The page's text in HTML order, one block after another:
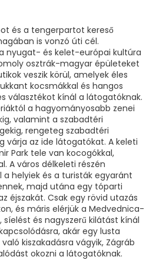
és a tengerpartot kereső
is vonzó úti cél.
nyugat- és kelet-európai kultúra
osztrák-magyar épületeket
veszik körül, amelyek éles
kocsmákkal és hangos
választékot kínál a látogatóknak.
a hagyományosabb zenei
valamint a szabadtéri
rengeteg szabadtéri
várja az ide látogatókat. A keleti
Park tele van kocogókkal,
A város délkeleti részén
helyiek és a turisták egyaránt
majd utána egy tóparti
éjszakát. Csak egy rövid utazás
és máris elérjük a Medvednica-
és nagyszerű kilátást kínál
akár egy lusta
kiszakadásra vágyik, Zágráb
okozni a látogatóknak.